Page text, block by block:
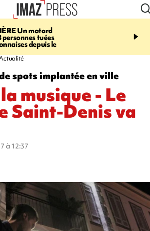
Un motard
personnes tuées
depuis le
13:49
mineurs - un courrier
spots implantée en ville
musique - Le
Saint-Denis va
à 12:37